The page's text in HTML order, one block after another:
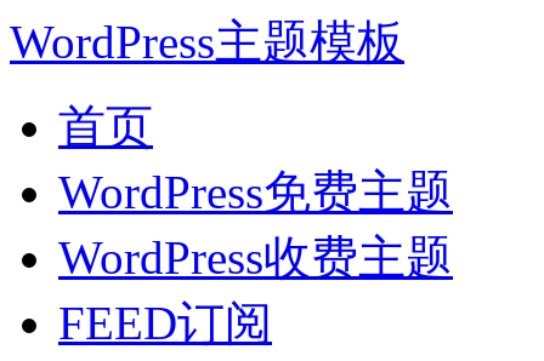
WordPress主题模板
首页
WordPress免费主题
WordPress收费主题
FEED订阅